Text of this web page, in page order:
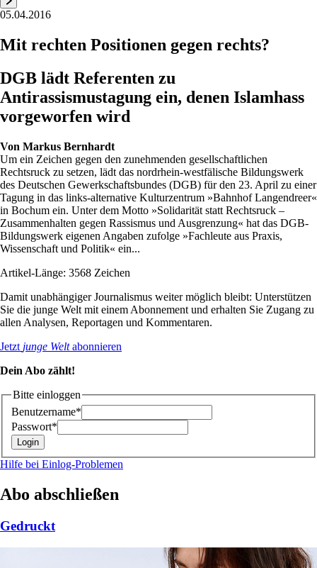
05.04.2016
Mit rechten Positionen gegen rechts?
DGB lädt Referenten zu
Antirassismustagung ein, denen Islamhass
vorgeworfen wird
Von Markus Bernhardt
Um ein Zeichen gegen den zunehmenden gesellschaftlichen
Rechtsruck zu setzen, lädt das nordrhein-westfälische Bildungswerk
des Deutschen Gewerkschaftsbundes (DGB) für den 23. April zu einer
Tagung in das links-alternative Kulturzentrum »Bahnhof Langendreer«
in Bochum ein. Unter dem Motto »Solidarität statt Rechtsruck –
Zusammenhalten gegen Rassismus und Ausgrenzung« hat das DGB-
Bildungswerk eigenen Angaben zufolge »Fachleute aus Praxis,
Wissenschaft und Politik« ein...
Artikel-Länge: 3568 Zeichen
Damit unabhängiger Journalismus weiter möglich bleibt: Unterstützen
Sie die junge Welt mit einem Abonnement und erhalten Sie Zugang zu
allen Analysen, Reportagen und Kommentaren.
Jetzt junge Weltabonnieren
Dein Abo zählt!
Bitte einloggen
Benutzername*
Passwort*
Hilfe bei Einlog-Problemen
Abo abschließen
Gedruckt